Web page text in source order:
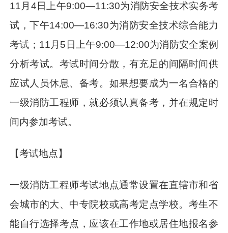
11月4日上午9:00—11:30为消防安全技术实务考
试，下午14:00—16:30为消防安全技术综合能力
考试；11月5日上午9:00—12:00为消防安全案例
分析考试。考试时间分散，有充足的间隔时间供
应试人员休息、备考。如果想要成为一名合格的
一级消防工程师，就必须认真备考，并在规定时
间内参加考试。
【考试地点】
一级消防工程师考试地点通常设置在直辖市和省
会城市的大、中专院校或高考定点学校。考生不
能自行选择考点，应该在工作地或居住地报名参